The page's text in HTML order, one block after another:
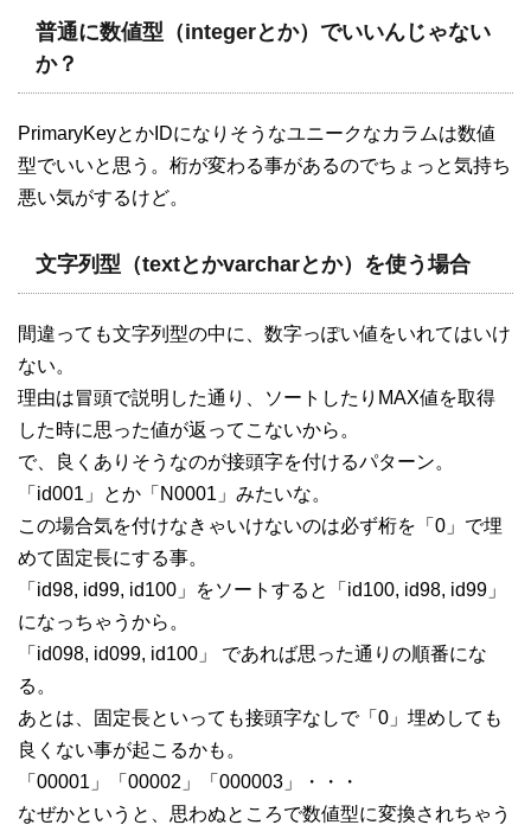
普通に数値型（integerとか）でいいんじゃない
か？
PrimaryKeyとかIDになりそうなユニークなカラムは数値
型でいいと思う。桁が変わる事があるのでちょっと気持ち
悪い気がするけど。
文字列型（textとかvarcharとか）を使う場合
間違っても文字列型の中に、数字っぽい値をいれてはいけ
ない。
理由は冒頭で説明した通り、ソートしたりMAX値を取得
した時に思った値が返ってこないから。
で、良くありそうなのが接頭字を付けるパターン。
「id001」とか「N0001」みたいな。
この場合気を付けなきゃいけないのは必ず桁を「0」で埋
めて固定長にする事。
「id98, id99, id100」をソートすると「id100, id98, id99」
になっちゃうから。
「id098, id099, id100」 であれば思った通りの順番にな
る。
あとは、固定長といっても接頭字なしで「0」埋めしても
良くない事が起こるかも。
「00001」「00002」「000003」・・・
なぜかというと、思わぬところで数値型に変換されちゃう